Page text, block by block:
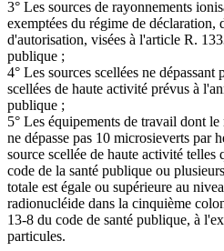
3° Les sources de rayonnements
exemptées du régime de déclaration,
d'autorisation, visées à l'article R.
publique ;
4° Les sources scellées ne dépassant
scellées de haute activité prévus à
publique ;
5° Les équipements de travail dont
ne dépasse pas 10 microsieverts par
source scellée de haute activité
code de la santé publique ou
totale est égale ou supérieure au
radionucléide dans la cinquième
13-8 du code de santé publique, à
particules.